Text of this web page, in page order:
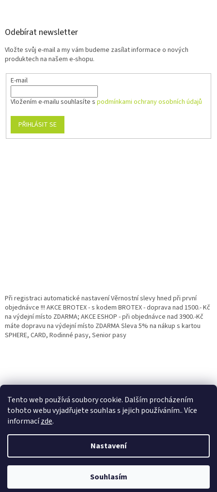
Tento web používá soubory cookie. Dalším procházením
tohoto webu vyjadřujete souhlas s jejich používáním.. Více
informacízde.
Nastavení
Souhlasím
nastavená Věrnostní sleva 3% - 10% na Všechny Vaše další nákupy. Čím
víc nakoupíte, tím větší slevu můžete získat. Vaše objednávky se sčítají.
Využít můžete i "Slevové kody" nebo DOPRAVU ZDARMA. Přejeme
příjemný nákup u nás Jana Kotasová Komárková a kolektiv pracovníků
Odebírat newsletter
Vložte svůj e-mail a my vám budeme zasílat informace o nových
produktech na našem e-shopu.
E-mail
Vložením e-mailu souhlasíte s podmínkami ochrany osobních údajů
PŘIHLÁSIT SE
Při registraci automatické nastavení Věrnostní slevy hned při první
objednávce !!! AKCE BROTEX - s kodem BROTEX - doprava nad 1500.- Kč
na výdejní místo ZDARMA; AKCE ESHOP - při objednávce nad 3900.-Kč
máte dopravu na výdejní místo ZDARMA Sleva 5% na nákup s kartou
SPHERE, CARD, Rodinné pasy, Senior pasy
Copyright 2026Eshop Jana. Všechna práva vyhrazena.